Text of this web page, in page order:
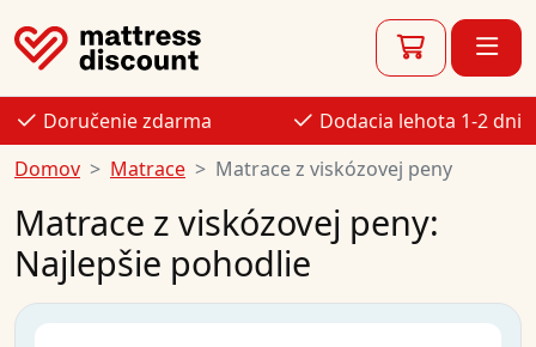
Doručenie zdarma
Dodacia lehota 1-2 dni
Domov
Matrace Matrace z viskózovej peny
Matrace z viskózovej peny:
Najlepšie pohodlie